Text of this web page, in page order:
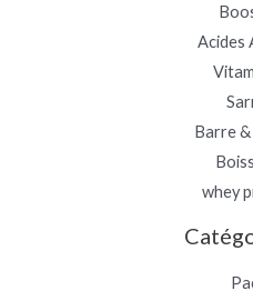
Acides
Barre &
whey